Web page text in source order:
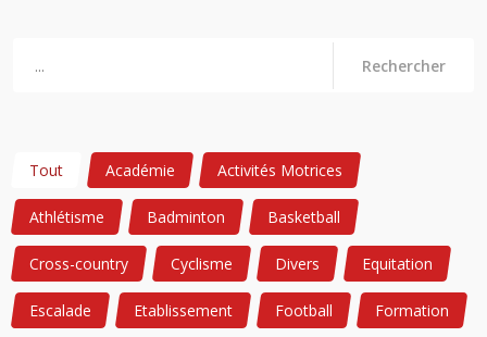
Rechercher
Tout Académie Activités Motrices
Athlétisme Badminton Basketball
Cross-country Cyclisme Divers Equitation
Escalade Etablissement Football Formation